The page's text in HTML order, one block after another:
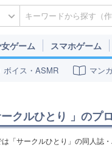
ゲーム スマホゲーム
ボイス・ASMR マン
クルひとり 」のプ
「サークルひとり」の同人誌